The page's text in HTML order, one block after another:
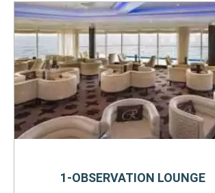
1-OBSERVATION LOUNGE